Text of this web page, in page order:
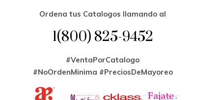
Ordena tus Catalogos llamando al
1(800) 825-9452
#VentaPorCatalogo
#NoOrdenMinima #PreciosDeMayoreo